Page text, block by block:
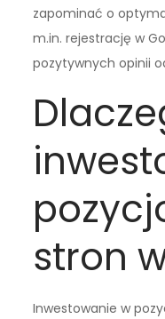
zapominać o
m.in. rejestrację w
pozytywnych opinii
stron
Inwestowanie w